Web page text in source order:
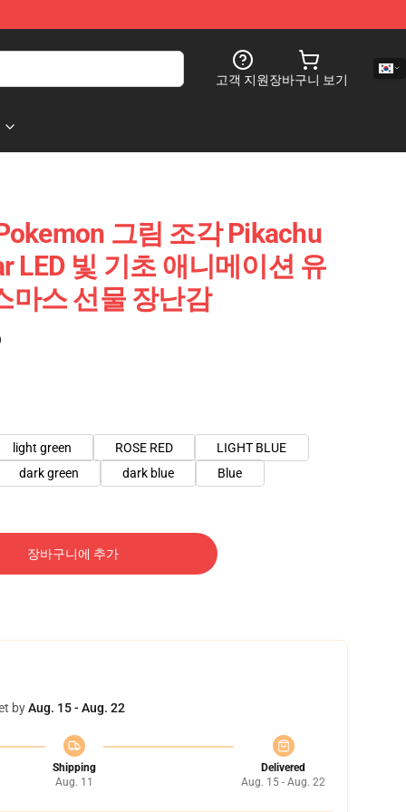
고객 지원장바구니 보기
그림 조각 Pikachu
LED 빛 기초 애니메이션 유
마스 선물 장난감
light green ROSE RED
LIGHT BLUE
dark green
dark blue Blue
장바구니에 추가
byAug. 15 - Aug. 22
Shipping
Aug. 11
Delivered
Aug. 15 - Aug. 22